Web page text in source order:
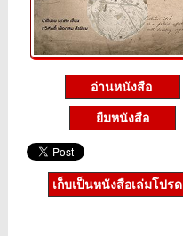
อ่านหนังสือ
ยืมหนังสือ
เก็บเป็นหนังสือเล่มโปรด